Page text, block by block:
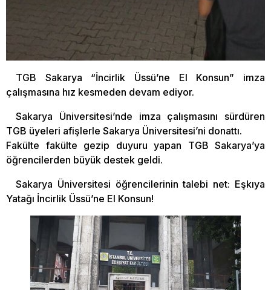
TGB Sakarya “İncirlik Üssü’ne El Konsun” imza
çalışmasına hız kesmeden devam ediyor.
Sakarya Üniversitesi’nde imza çalışmasını sürdüren
TGB üyeleri afişlerle Sakarya Üniversitesi’ni donattı.
Fakülte fakülte gezip duyuru yapan TGB Sakarya’ya
öğrencilerden büyük destek geldi.
Sakarya Üniversitesi öğrencilerinin talebi net: Eşkıya
Yatağı İncirlik Üssü’ne El Konsun!